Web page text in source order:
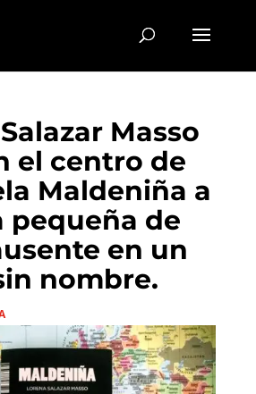
Masso
el centro de
Maldeniña a
pequeña de
en un
nombre.